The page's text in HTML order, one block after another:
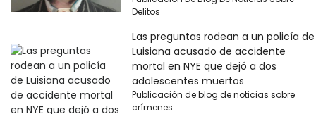
Delitos
Las preguntas rodean a un policía de
Luisiana acusado de accidente
mortal en NYE que dejó a dos
adolescentes muertos
Publicación de blog de noticias sobre
crímenes